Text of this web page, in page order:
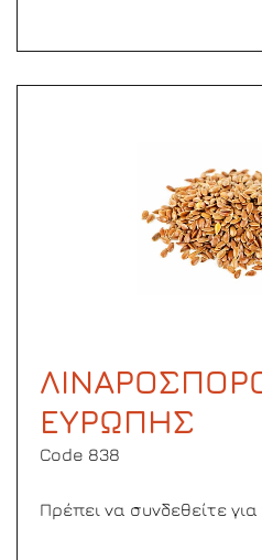
ΕΥΡΩΠΗΣ
Code 838
Πρέπει να συνδεθείτε για